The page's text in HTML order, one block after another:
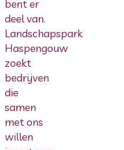
bent er
deel van.
Landschapspark
Haspengouw
zoekt
bedrijven
die
samen
met ons
willen